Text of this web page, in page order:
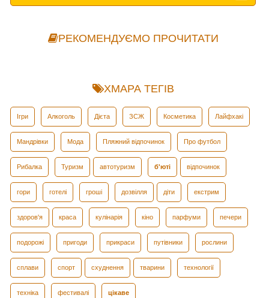
РЕКОМЕНДУЄМО ПРОЧИТАТИ
ХМАРА ТЕГІВ
Ігри Алкоголь Дієта ЗСЖ Косметика Лайфхакі
Мандрівки Мода Пляжний відпочинок Про футбол
Рибалка Туризм автотуризм б'юті відпочинок
гори готелі гроші дозвілля діти екстрим
здоров'я краса кулінарія кіно парфуми печери
подорожі пригоди прикраси путівники рослини
сплави спорт схуднення тварини технології
техніка фестивалі цікаве